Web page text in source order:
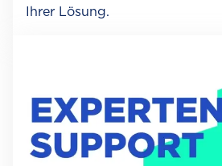
Ihrer Lösung.